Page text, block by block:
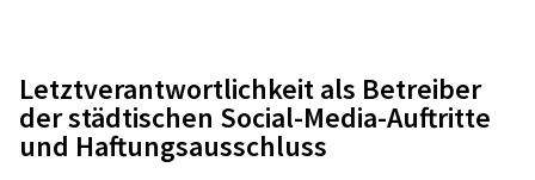
Letztverantwortlichkeit als Betreiber
der städtischen Social-Media-Auftritte
und Haftungsausschluss